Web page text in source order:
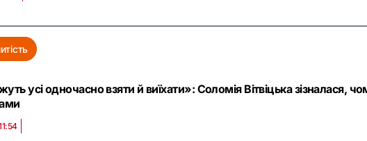
усі одночасно взяти й виїхати»: Соломія Вітвіцька зізналася,